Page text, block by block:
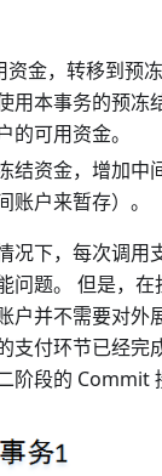
资金，转移到预
用本事务的预
的可用资金。
结资金，增加中
账户来暂存）。
况下，每次调
问题。 但是，
户并不需要对
支付环节已经
阶段的 Commit